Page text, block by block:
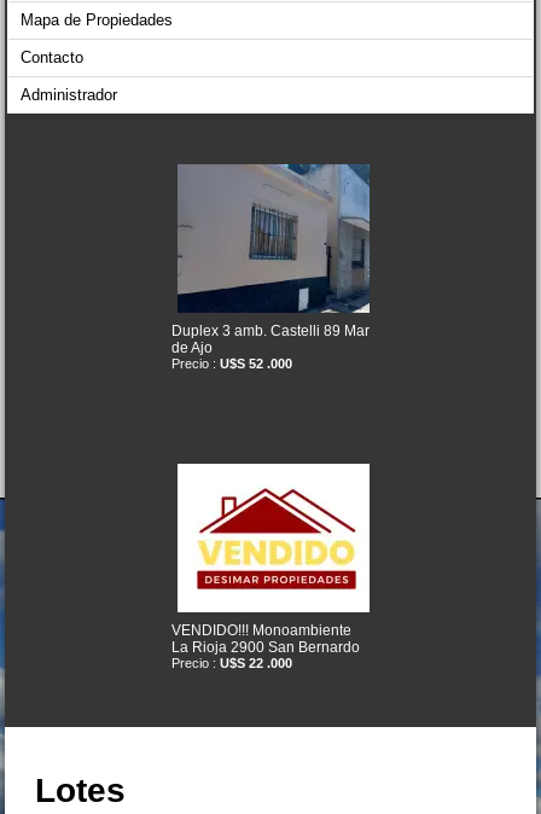
Mapa de Propiedades
Contacto
Administrador
Duplex 3 amb. Castelli 89 Mar
de Ajo
Precio : U$S 52 .000
VENDIDO!!! Monoambiente
La Rioja 2900 San Bernardo
Precio : U$S 22 .000
Lotes